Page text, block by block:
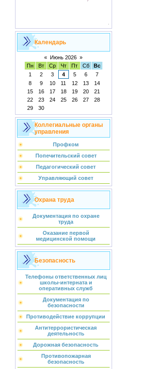
Календарь
« Июнь 2026 »
Пн
Вт Ср Чт Пт Сб
Вс
1
2 3 4 5 6
7
8
9 10 11 12 13
14
15
16 17 18 19 20
21
22
23 24 25 26 27
28
29
30
Коллегиальные органы
управления
Профком
Попечительский совет
Педагогический совет
Управляющий совет
Охрана труда
Документация по охране
труда
Оказание первой
медицинской помощи
Безопасность
Телефоны ответственных лиц
школы-интерната и
оперативных служб
Документация по
безопасности
Противодействие коррупции
Антитеррористическая
деятельность
Дорожная безопасность
Противопожарная
безопасность